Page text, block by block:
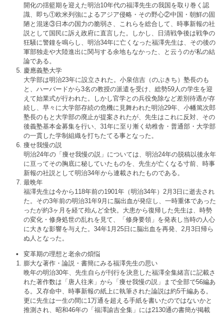
開化の揺籃期を迎えた明治10年代の福澤先生の我国を取り巻く認
識、即ち①欧米列強によるアジア侵略・その野心②中国・朝鮮の固
陋と混迷③日本の国力の脆弱さ、これらを総合して、時事新報の社
説として国民に訴え政府に直言した。しかし、日清戦争後は戦争の
狂騒に警鐘を鳴らし、明治34年に亡くなった福澤先生は、その後の
軍部独走や大陸進出に関与する余地もなかった、と云うのが私の結
論である。
慶應義塾大学
大学部は明治23年に設立された。小泉信吉（のぶきち）塾長のも
と、ハーバードから3名の教授の派遣を受け、総勢59人の学生を迎
えて始業式が行われた。しかし官学との兵役免除など差別待遇が存
続し、早々に大学部存続の危機に見舞われた明治29年、小幡篤次郎
塾長のもと大学部の廃止が提案されたが、先生はこれに反対、その
後義塾基本金募集を行い、31年に至り漸く幼稚舎・普通部・大学部
の一貫した学制組織を打ちたてる事となった。
痩せ我慢の説
明治24年の「痩せ我慢の説」については、明治24年の脱稿以後永年
に亘ってその胸底に秘していたものを、先生が亡くなる寸前、時事
新報の社説として明治34年から連載されたものである。
最晩年
福澤先生は今から118年前の1901年（明治34年）2月3日に逝去され
た。その3年前の明治31年9月に脳出血が発症し、一時重体であった
ったが約3ヶ月を経て殆んど全快。大患から復帰した先生は、時勢
の変化・修身処世の乱れを見て、「修身要領」を発表し当時の人心
に大きな影響を与えた。34年1月25日に脳出血を再発、2月3日帰ら
ぬ人となった。
変革期の理想と老余の煩悩
膨大な著作・論説・書簡にみる福澤先生の思い
晩年の明治30年、先生自らが刊行を決意した福澤全集緒言に記載さ
れた著作数は「唐人往来」から「痩せ我慢の説」まで全部で56編あ
る。又存命中、時事新報の紙上に執筆された論説は約5千編ある。
更に先生は一生の間に1万通を超える手紙を書いたのではないかと
推測され、昭和46年の「福澤諭吉全集」には2130通の書簡が掲載